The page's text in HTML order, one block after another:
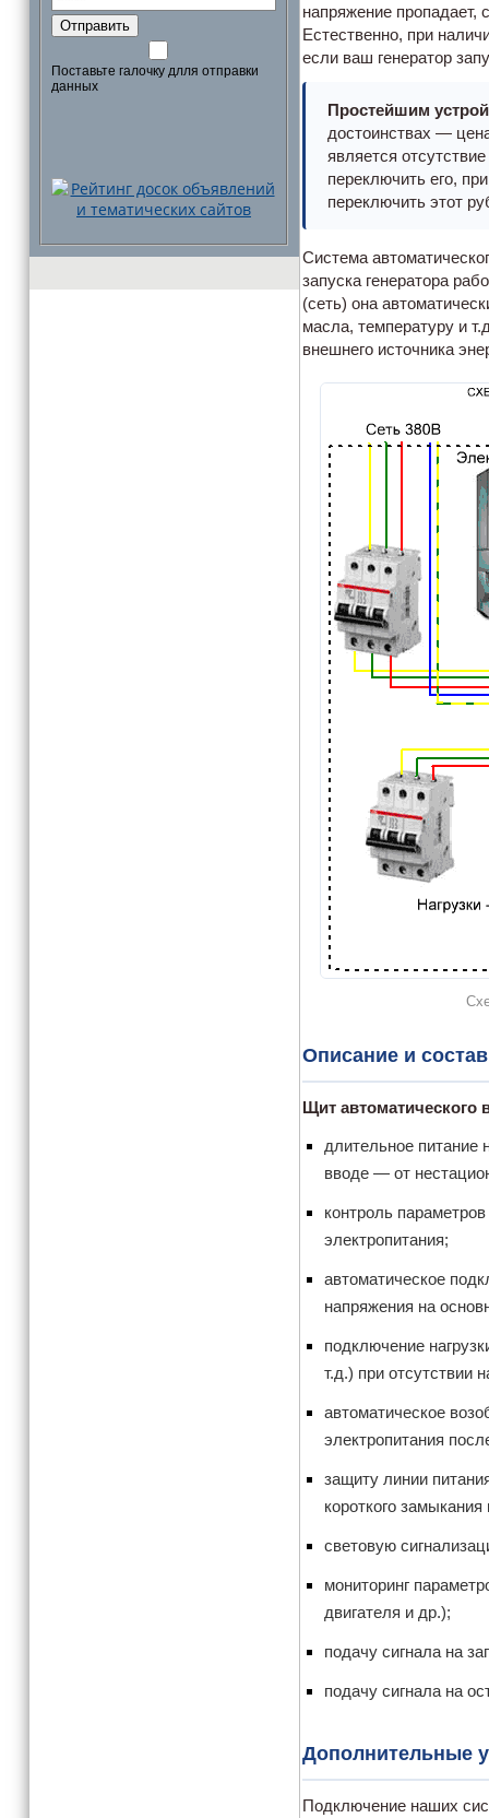
Отправить
Поставьте галочку длля отправки
данных
напряжение пропадает,
Естественно, при
если ваш генератор
Простейшим
достоинствах —
является
переключить его,
переключить этот
Система
запуска генератора
(сеть) она
масла, температуру и
внешнего источника
Описание и
Щит автоматического
длительное питание
вводе — от
контроль
электропитания;
автоматическое
напряжения на
подключение
т.д.) при отсутствии
автоматическое
электропитания
защиту линии
короткого
световую
мониторинг
двигателя и др.);
подачу сигнала на
подачу сигнала на
Дополнительные
Подключение наших